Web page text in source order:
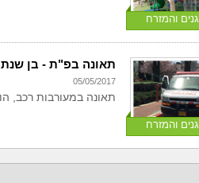
גנים והמזרח
גנים והמזרח
תאונה בפ"ת - בן
05/05/2017
תאונה במעורבות רכב,